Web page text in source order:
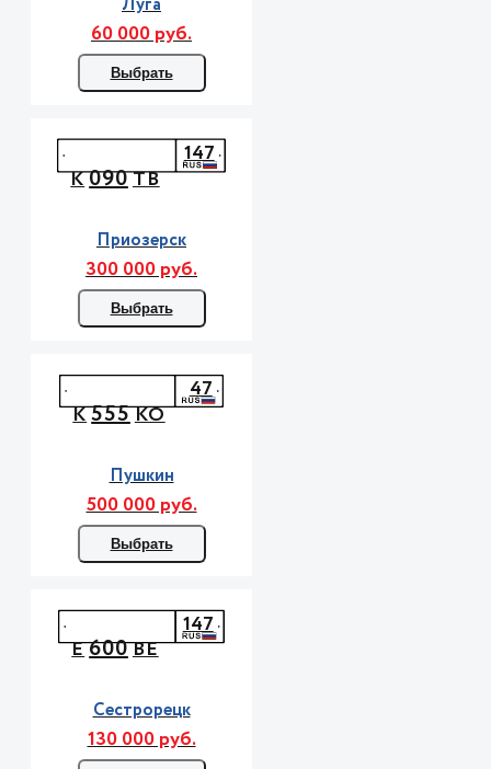
Луга
60 000 руб.
Выбрать
К090ТВ
147
Приозерск
300 000 руб.
Выбрать
К555КО
47
Пушкин
500 000 руб.
Выбрать
Е600ВЕ
147
Сестрорецк
130 000 руб.